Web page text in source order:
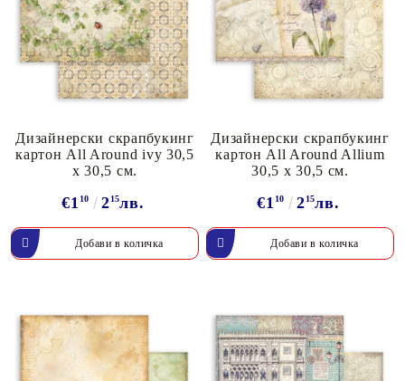
Дизайнерски скрапбукинг
картон All Around ivy 30,5
х 30,5 см.
€1 10 215лв.
Дизайнерски скрапбукинг
картон All Around Allium
30,5 х 30,5 см.
€1 10 215лв.